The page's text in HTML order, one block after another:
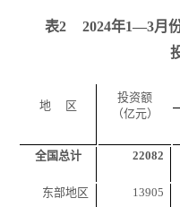
表2 2024年1—3月
地 区
投资额
（亿元）
全国总计 22082
东部地区 13905